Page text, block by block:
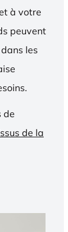
à votre
peuvent
les
de
de la